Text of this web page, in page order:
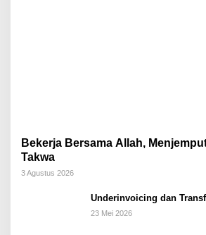
Bekerja Bersama Allah,
Takwa
3 Agustus 2026
Underinvoicing dan
23 Mei 2026